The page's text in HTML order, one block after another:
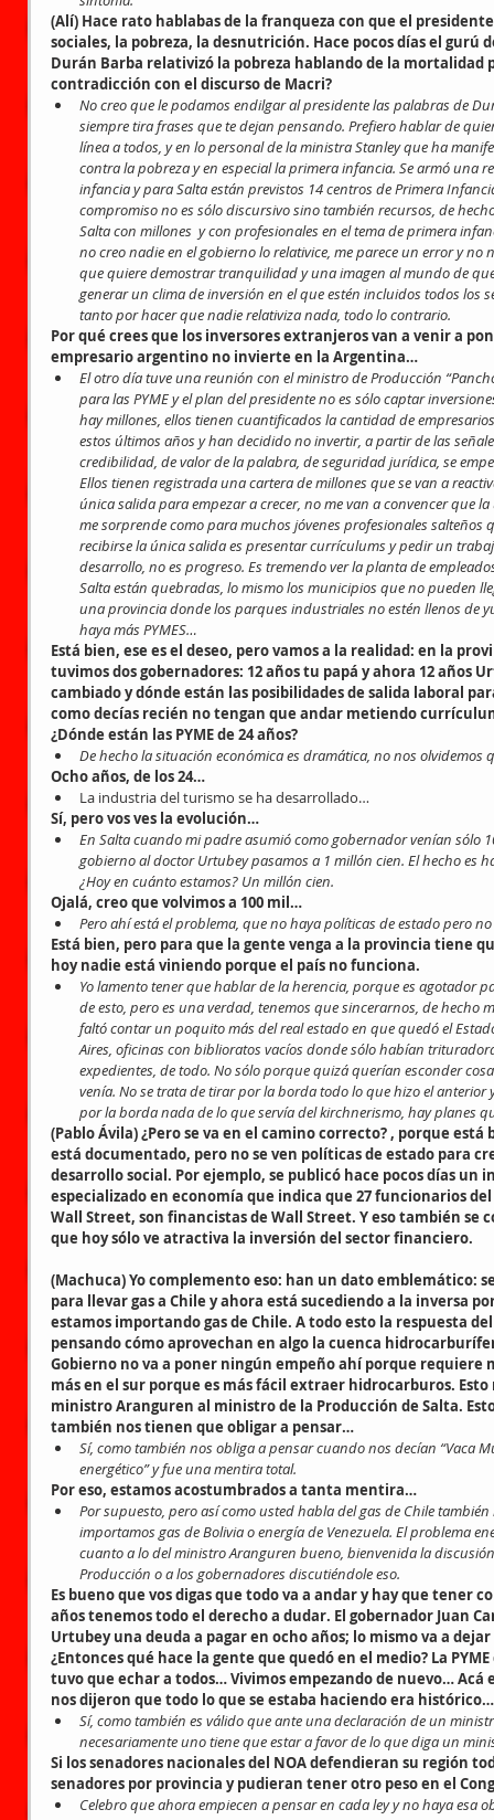
(Alí) Hace rato hablabas de la franqueza con que el
sociales, la pobreza, la desnutrición. Hace pocos días el gurú
Durán Barba relativizó la pobreza hablando de la mortalidad
contradicción con el discurso de Macri?
No creo que le podamos endilgar al presidente las palabras de
siempre tira frases que te dejan pensando. Prefiero hablar de
línea a todos, y en lo personal de la ministra Stanley que ha
contra la pobreza y en especial la primera infancia. Se armó una
infancia y para Salta están previstos 14 centros de Primera
compromiso no es sólo discursivo sino también recursos, de
Salta con millones  y con profesionales en el tema de primera
no creo nadie en el gobierno lo relativice, me parece un error y no
que quiere demostrar tranquilidad y una imagen al mundo de
generar un clima de inversión en el que estén incluidos todos los
tanto por hacer que nadie relativiza nada, todo lo contrario.
Por qué crees que los inversores extranjeros van a venir a
empresario argentino no invierte en la Argentina…
El otro día tuve una reunión con el ministro de Producción
para las PYME y el plan del presidente no es sólo captar
hay millones, ellos tienen cuantificados la cantidad de
estos últimos años y han decidido no invertir, a partir de las
credibilidad, de valor de la palabra, de seguridad jurídica, se
Ellos tienen registrada una cartera de millones que se van a
única salida para empezar a crecer, no me van a convencer que
me sorprende como para muchos jóvenes profesionales
recibirse la única salida es presentar currículums y pedir un
desarrollo, no es progreso. Es tremendo ver la planta de
Salta están quebradas, lo mismo los municipios que no pueden
una provincia donde los parques industriales no estén llenos de
haya más PYMES…
Está bien, ese es el deseo, pero vamos a la realidad: en la
tuvimos dos gobernadores: 12 años tu papá y ahora 12 años
cambiado y dónde están las posibilidades de salida laboral
como decías recién no tengan que andar metiendo
¿Dónde están las PYME de 24 años?
De hecho la situación económica es dramática, no nos
Ocho años, de los 24…
La industria del turismo se ha desarrollado…
Sí, pero vos ves la evolución…
En Salta cuando mi padre asumió como gobernador venían sólo
gobierno al doctor Urtubey pasamos a 1 millón cien. El hecho es
¿Hoy en cuánto estamos? Un millón cien.
Ojalá, creo que volvimos a 100 mil…
Pero ahí está el problema, que no haya políticas de estado pero
Está bien, pero para que la gente venga a la provincia tiene
hoy nadie está viniendo porque el país no funciona.
Yo lamento tener que hablar de la herencia, porque es agotador
de esto, pero es una verdad, tenemos que sincerarnos, de hecho
faltó contar un poquito más del real estado en que quedó el
Aires, oficinas con biblioratos vacíos donde sólo habían
expedientes, de todo. No sólo porque quizá querían esconder
venía. No se trata de tirar por la borda todo lo que hizo el
por la borda nada de lo que servía del kirchnerismo, hay planes
(Pablo Ávila) ¿Pero se va en el camino correcto? , porque
está documentado, pero no se ven políticas de estado para
desarrollo social. Por ejemplo, se publicó hace pocos días un
especializado en economía que indica que 27 funcionarios
Wall Street, son financistas de Wall Street. Y eso también
que hoy sólo ve atractiva la inversión del sector financiero.
(Machuca) Yo complemento eso: han un dato emblemático:
para llevar gas a Chile y ahora está sucediendo a la inversa
estamos importando gas de Chile. A todo esto la respuesta
pensando cómo aprovechan en algo la cuenca
Gobierno no va a poner ningún empeño ahí porque
más en el sur porque es más fácil extraer hidrocarburos.
ministro Aranguren al ministro de la Producción de Salta.
también nos tienen que obligar a pensar…
Sí, como también nos obliga a pensar cuando nos decían “Vaca
energético” y fue una mentira total.
Por eso, estamos acostumbrados a tanta mentira…
Por supuesto, pero así como usted habla del gas de Chile
importamos gas de Bolivia o energía de Venezuela. El problema
cuanto a lo del ministro Aranguren bueno, bienvenida la
Producción o a los gobernadores discutiéndole eso.
Es bueno que vos digas que todo va a andar y hay que tener
años tenemos todo el derecho a dudar. El gobernador Juan
Urtubey una deuda a pagar en ocho años; lo mismo va a
¿Entonces qué hace la gente que quedó en el medio? La
tuvo que echar a todos… Vivimos empezando de nuevo…
nos dijeron que todo lo que se estaba haciendo era histórico…
Sí, como también es válido que ante una declaración de un
necesariamente uno tiene que estar a favor de lo que diga un
Si los senadores nacionales del NOA defendieran su región
senadores por provincia y pudieran tener otro peso en el
Celebro que ahora empiecen a pensar en cada ley y no haya